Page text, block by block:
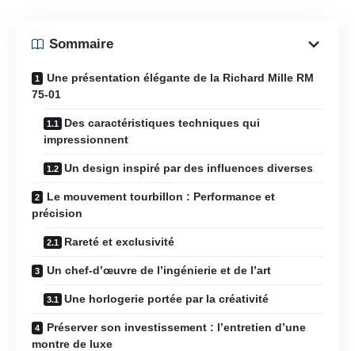
Sommaire
Une présentation élégante de la Richard Mille RM
75-01
Des caractéristiques techniques qui
impressionnent
Un design inspiré par des influences diverses
Le mouvement tourbillon : Performance et
précision
Rareté et exclusivité
Un chef-d’œuvre de l’ingénierie et de l’art
Une horlogerie portée par la créativité
Préserver son investissement : l’entretien d’une
montre de luxe